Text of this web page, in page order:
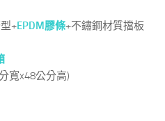
+EPDM膠條+不鏽鋼材質擋板
寬x48公分高)